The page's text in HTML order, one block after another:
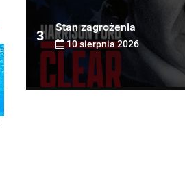
3
Stan zagrożenia
10 sierpnia 2026